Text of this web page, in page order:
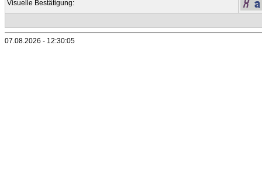
Visuelle Bestätigung:
07.08.2026 - 12:30:05